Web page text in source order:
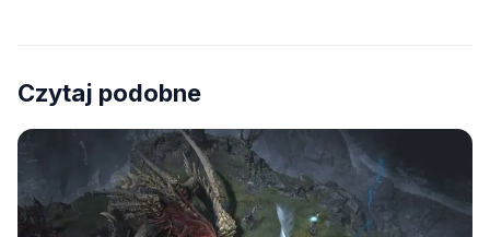
Czytaj podobne